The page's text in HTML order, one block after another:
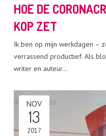
HOE DE
KOP ZET
Ik ben op mijn werkdagen –
verrassend productief. Als
writer en auteur…
NOV
13
2017